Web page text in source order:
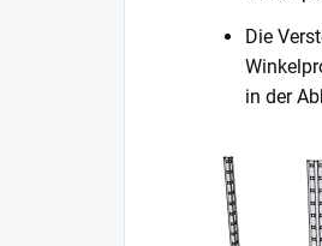
Die
in der